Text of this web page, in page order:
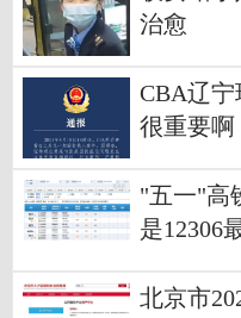
治愈
CBA辽
很重要啊
"五一"高
是12306
北京市